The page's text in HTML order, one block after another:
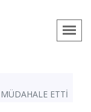
ETTİ